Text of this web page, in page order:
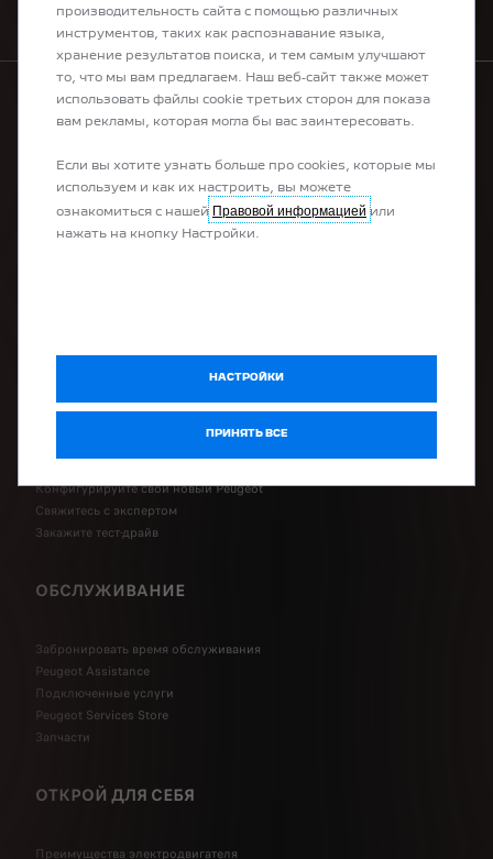
КУПИТЬ ОНЛАЙН
100% электромобили
Платные гибриды
Гибриды
КУПИТЬ
Конфигурируйте свой новый Peugeot
Свяжитесь с экспертом
Закажите тест-драйв
ОБСЛУЖИВАНИЕ
Забронировать время обслуживания
Peugeot Assistance
Подключенные услуги
Peugeot Services Store
Запчасти
ОТКРОЙ ДЛЯ СЕБЯ
Преимущества электродвигателя
производительность сайта с помощью различных
инструментов, таких как распознавание языка,
хранение результатов поиска, и тем самым улучшают
то, что мы вам предлагаем. Наш веб-сайт также может
использовать файлы cookie третьих сторон для показа
вам рекламы, которая могла бы вас заинтересовать.
Если вы хотите узнать больше про cookies, которые мы
используем и как их настроить, вы можете
ознакомиться с нашей Правовой информацией или
нажать на кнопку Настройки.
НАСТРОЙКИ
ПРИНЯТЬ ВСЕ